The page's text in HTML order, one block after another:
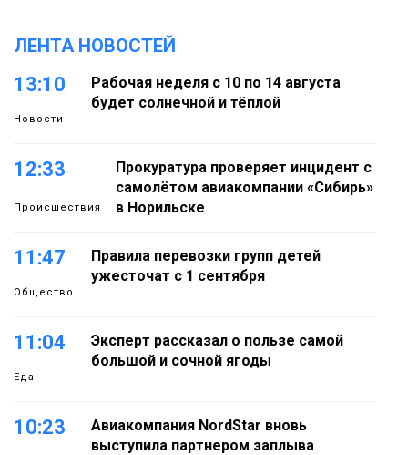
ЛЕНТА НОВОСТЕЙ
13:10
Новости
Рабочая неделя с 10 по 14 августа
будет солнечной и тёплой
12:33
Происшествия
Прокуратура проверяет инцидент с
самолётом авиакомпании «Сибирь»
в Норильске
11:47
Общество
Правила перевозки групп детей
ужесточат с 1 сентября
11:04
Еда
Эксперт рассказал о пользе самой
большой и сочной ягоды
10:23
Авиакомпания NordStar вновь
выступила партнером заплыва